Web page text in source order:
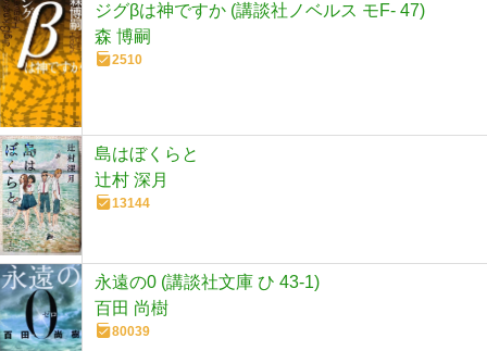
ジグβは神ですか (講談社ノベルス モF- 47)
森 博嗣
2510
島はぼくらと
辻村 深月
13144
永遠の0 (講談社文庫 ひ 43-1)
百田 尚樹
80039